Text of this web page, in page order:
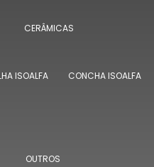
CERÂMICAS
ISOALFA CONCHA ISOALFA
OUTROS